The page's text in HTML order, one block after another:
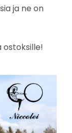
ja ne on
ostoksille!